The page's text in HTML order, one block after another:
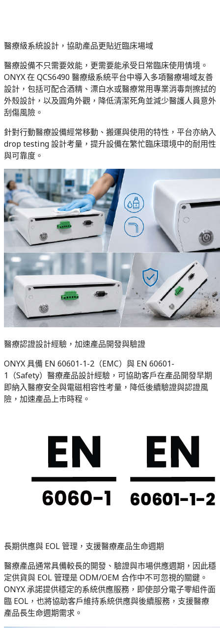
醫療級系統設計，協助產品更貼近臨床場域
醫療設備不只需要效能，更需要能承受日常臨床使用情境。
ONYX 在 QCS6490 醫療級系統平台中導入多項醫療場域友善
設計，包括可配合酒精、漂白水或醫療常用專業消毒劑擦拭的
外殼設計，以及圓角外觀，降低清潔死角並減少醫護人員意外
刮傷風險。
針對行動醫療設備經常移動、搬運與使用的特性，平台亦納入
drop testing 設計考量，提升設備在繁忙臨床環境中的耐用性
與可靠度。
醫療認證設計經驗，加速產品開發與驗證
ONYX 具備 EN 60601-1-2（EMC）與 EN 60601-
1（Safety）醫療產品設計經驗，可協助客戶在產品開發早期
即納入醫療安全與電磁相容性考量，降低後續驗證與認證風
險，加速產品上市時程。
長期供應與 EOL 管理，支援醫療產品生命週期
醫療產品通常具備較長的開發、驗證與市場供應週期，因此穩
定供貨與 EOL 管理是 ODM/OEM 合作中不可忽視的關鍵。
ONYX 承諾提供穩定的系統供應服務，即使部分電子零組件面
臨 EOL，也將協助客戶維持系統供應與後續服務，支援醫療
產品長生命週期需求。